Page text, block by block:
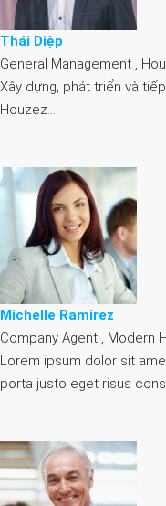
Thái Diệp
General Management ,
Xây dựng, phát triển và
Houzez…
Michelle Ramirez
Company Agent , Modern
Lorem ipsum dolor sit
porta justo eget risus